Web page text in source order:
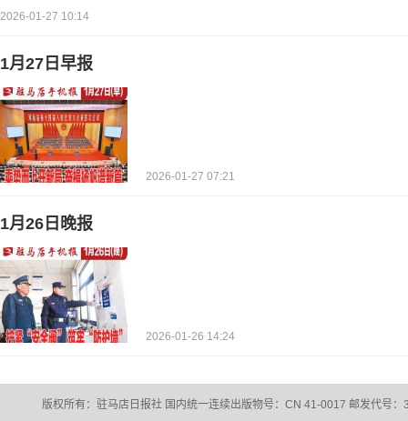
2026-01-27 10:14
1月27日早报
2026-01-27 07:21
1月26日晚报
2026-01-26 14:24
版权所有：驻马店日报社 国内统一连续出版物号：CN 41-0017 邮发代号